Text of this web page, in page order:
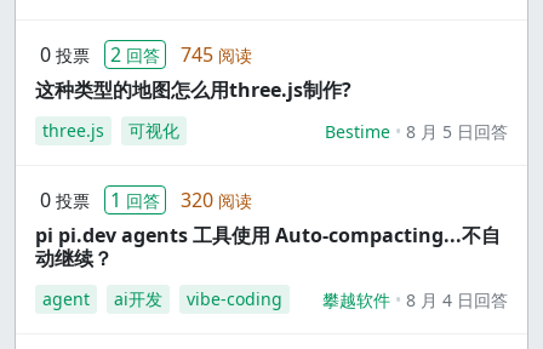
0 投票 2 回答 745 阅读
这种类型的地图怎么用three.js制作?
three.js 可视化 Bestime 8 月 5 日回答
0 投票 1 回答 320 阅读
pi pi.dev agents 工具使用 Auto-compacting...不自
动继续？
agent ai开发 vibe-coding 攀越软件 8 月 4 日回答